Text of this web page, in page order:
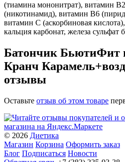
(тиамина мононитрат), витамин
(никотинамид), витамин В6
витамин С (аскорбиновая
кальция карбонат, железа сульфат
Батончик БьютиФит
Кранч
отзывы
Оставьте отзыв об этом товаре
© 2026 Диетика
Магазин Корзина Оформить заказ
Блог Подписаться Новости